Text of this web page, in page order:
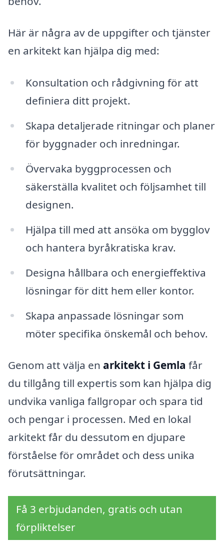
Här är några av de uppgifter och tjänster
en arkitekt kan hjälpa dig med:
Konsultation och rådgivning för att
definiera ditt projekt.
Skapa detaljerade ritningar och planer
för byggnader och inredningar.
Övervaka byggprocessen och
säkerställa kvalitet och följsamhet till
designen.
Hjälpa till med att ansöka om bygglov
och hantera byråkratiska krav.
Designa hållbara och energieffektiva
lösningar för ditt hem eller kontor.
Skapa anpassade lösningar som
möter specifika önskemål och behov.
Genom att välja en arkitekt i Gemla får
du tillgång till expertis som kan hjälpa dig
undvika vanliga fallgropar och spara tid
och pengar i processen. Med en lokal
arkitekt får du dessutom en djupare
förståelse för området och dess unika
förutsättningar.
Få 3 erbjudanden, gratis och utan
förpliktelser